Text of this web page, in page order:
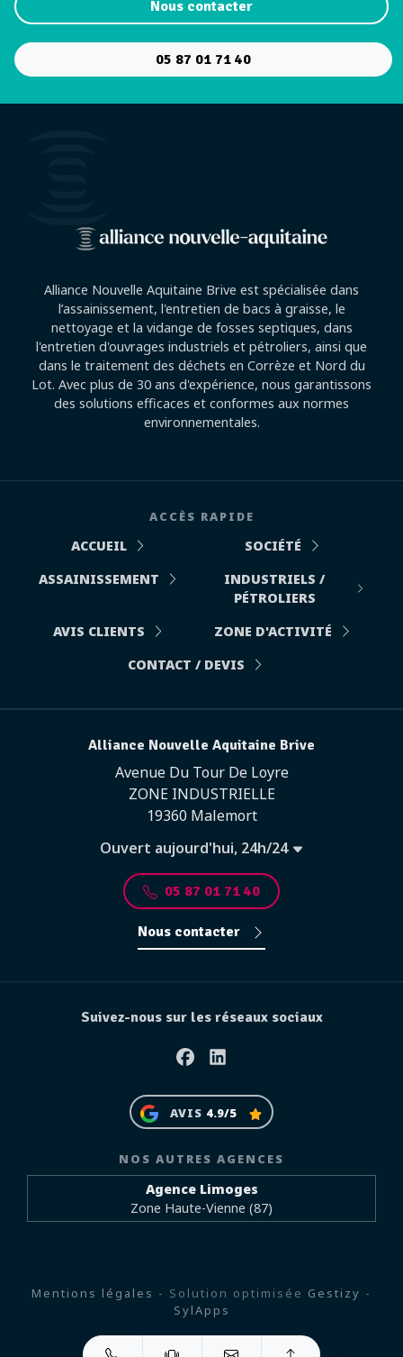
Nous contacter
05 87 01 71 40
Alliance Nouvelle Aquitaine Brive est spécialisée dans
l’assainissement, l'entretien de bacs à graisse, le
nettoyage et la vidange de fosses septiques, dans
l'entretien d'ouvrages industriels et pétroliers, ainsi que
dans le traitement des déchets en Corrèze et Nord du
Lot. Avec plus de 30 ans d'expérience, nous garantissons
des solutions efficaces et conformes aux normes
environnementales.
ACCÈS RAPIDE
ACCUEIL
SOCIÉTÉ
ASSAINISSEMENT
INDUSTRIELS /
PÉTROLIERS
AVIS CLIENTS
ZONE D'ACTIVITÉ
CONTACT / DEVIS
Alliance Nouvelle Aquitaine Brive
Avenue Du Tour De Loyre
ZONE INDUSTRIELLE
19360 Malemort
Ouvert aujourd'hui, 24h/24
05 87 01 71 40
Nous contacter
Suivez-nous sur les réseaux sociaux
FacebookLinkedin
AVIS 4.9/5
NOS AUTRES AGENCES
Agence Limoges
Zone Haute-Vienne (87)
Mentions légales - Solution optimisée Gestizy -
SylApps